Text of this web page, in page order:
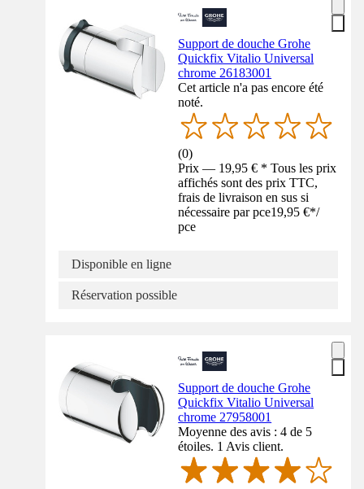
Support de douche Grohe
Quickfix Vitalio Universal
chrome 26183001
Cet article n'a pas encore été
noté.
(0)
Prix — 19,95 € * Tous les prix
affichés sont des prix TTC,
frais de livraison en sus si
nécessaire par pce19,95 €*/
pce
Disponible en ligne
Réservation possible
Support de douche Grohe
Quickfix Vitalio Universal
chrome 27958001
Moyenne des avis : 4 de 5
étoiles. 1 Avis client.